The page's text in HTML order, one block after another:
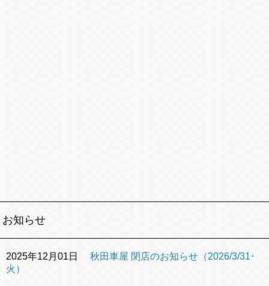
お知らせ
2025年12月01日
秋田車屋 閉店のお知らせ（2026/3/31･
火）